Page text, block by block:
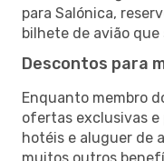
para Salónica,
bilhete de avião que
Descontos para
Enquanto membro
ofertas exclusivas e
hotéis e aluguer de